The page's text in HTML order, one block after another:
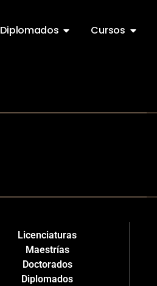
Diplomados Cursos
Licenciaturas
Maestrías
Doctorados
Diplomados